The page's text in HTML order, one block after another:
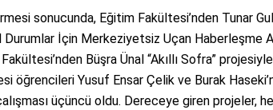
sonucunda, Eğitim Fakültesi’nden Tunar
İçin Merkeziyetsiz Uçan Haberleşme
Büşra Ünal “Akıllı Sofra”
öğrencileri Yusuf Ensar Çelik ve Burak
üçüncü oldu. Dereceye giren